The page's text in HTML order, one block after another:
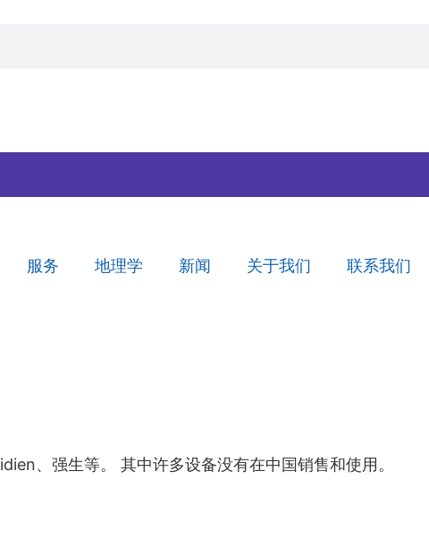
服务 地理学 新闻 关于我们 联系我们
、强生等。 其中许多设备没有在中国销售和使用。